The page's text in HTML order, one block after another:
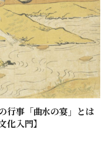
行事「曲水の宴」とは
化入門】